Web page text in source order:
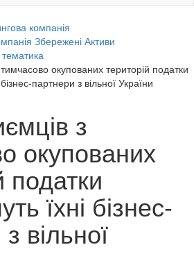
компанія
Збережені Активи
тематика
окупованих територій податки
партнери з вільної України
з
окупованих
податки
їхні бізнес-
вільної